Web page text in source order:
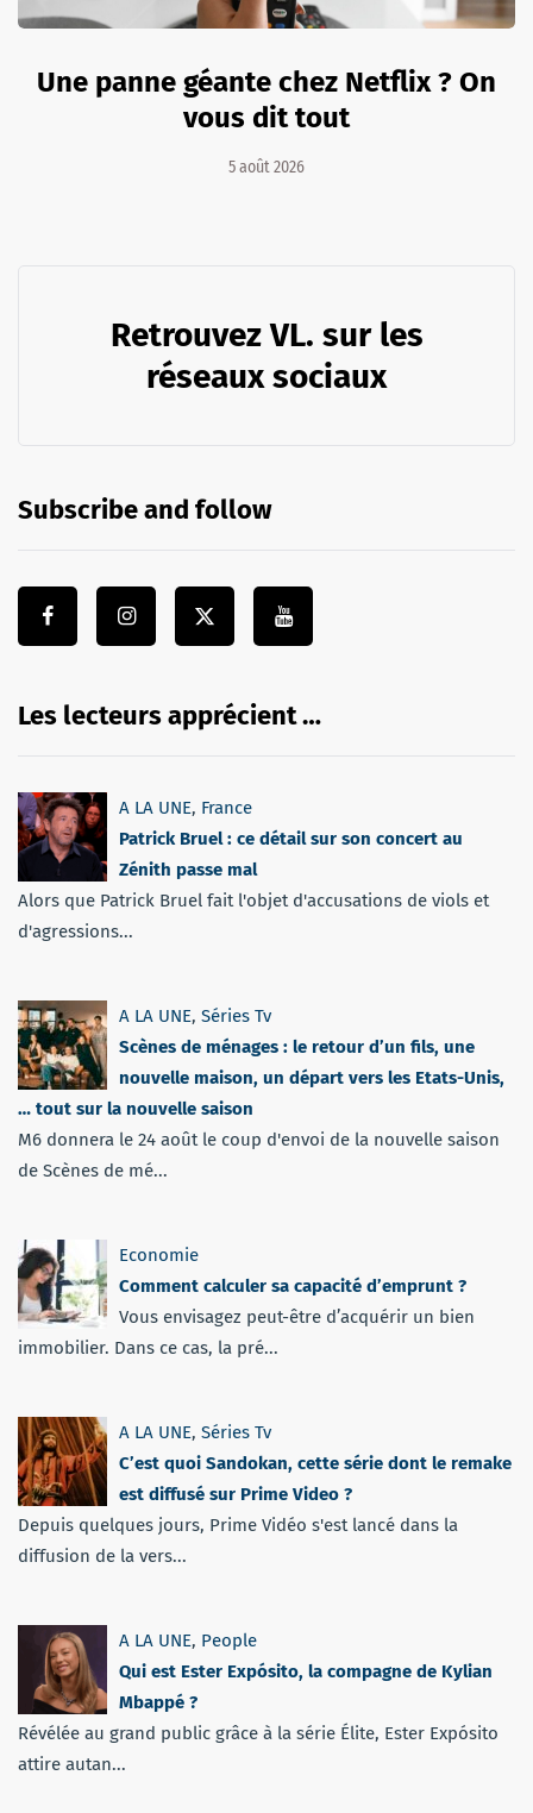
Une panne géante chez Netflix ? On
vous dit tout
5 août 2026
Retrouvez VL. sur les
réseaux sociaux
Subscribe and follow
Les lecteurs apprécient …
A LA UNE, France
Patrick Bruel : ce détail sur son concert au
Zénith passe mal
Alors que Patrick Bruel fait l'objet d'accusations de viols et
d'agressions...
A LA UNE, Séries Tv
Scènes de ménages : le retour d’un fils, une
nouvelle maison, un départ vers les Etats-Unis,
… tout sur la nouvelle saison
M6 donnera le 24 août le coup d'envoi de la nouvelle saison
de Scènes de mé...
Economie
Comment calculer sa capacité d’emprunt ?
Vous envisagez peut-être d’acquérir un bien
immobilier. Dans ce cas, la pré...
A LA UNE, Séries Tv
C’est quoi Sandokan, cette série dont le remake
est diffusé sur Prime Video ?
Depuis quelques jours, Prime Vidéo s'est lancé dans la
diffusion de la vers...
A LA UNE, People
Qui est Ester Expósito, la compagne de Kylian
Mbappé ?
Révélée au grand public grâce à la série Élite, Ester Expósito
attire autan...